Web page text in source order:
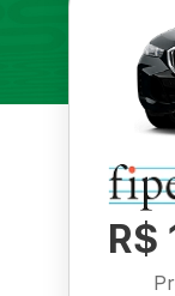
R$